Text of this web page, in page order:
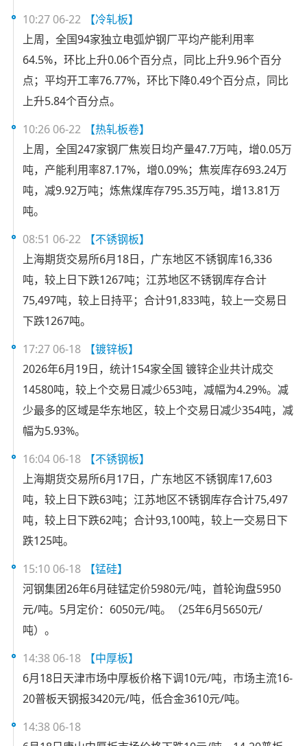
10:27 06-22
【冷轧板】
上周，全国94家独立电弧炉钢厂平均产能利用率
64.5%，环比上升0.06个百分点，同比上升9.96个百分
点；平均开工率76.77%，环比下降0.49个百分点，同比
上升5.84个百分点。
10:26 06-22
【热轧板卷】
上周，全国247家钢厂焦炭日均产量47.7万吨，增0.05万
吨，产能利用率87.17%，增0.09%；焦炭库存693.24万
吨，减9.92万吨；炼焦煤库存795.35万吨，增13.81万
吨。
08:51 06-22
【不锈钢板】
上海期货交易所6月18日，广东地区不锈钢库16,336
吨，较上日下跌1267吨；江苏地区不锈钢库存合计
75,497吨，较上日持平；合计91,833吨，较上一交易日
下跌1267吨。
17:27 06-18
【镀锌板】
2026年6月19日，统计154家全国 镀锌企业共计成交
14580吨，较上个交易日减少653吨，减幅为4.29%。减
少最多的区域是华东地区，较上个交易日减少354吨，减
幅为5.93%。
16:04 06-18
【不锈钢板】
上海期货交易所6月17日，广东地区不锈钢库17,603
吨，较上日下跌63吨；江苏地区不锈钢库存合计75,497
吨，较上日下跌62吨；合计93,100吨，较上一交易日下
跌125吨。
15:10 06-18
【锰硅】
河钢集团26年6月硅锰定价5980元/吨，首轮询盘5950
元/吨。5月定价：6050元/吨。（25年6月5650元/
吨）。
14:38 06-18
【中厚板】
6月18日天津市场中厚板价格下调10元/吨，市场主流16-
20普板天钢报3420元/吨，低合金3610元/吨。
14:38 06-18